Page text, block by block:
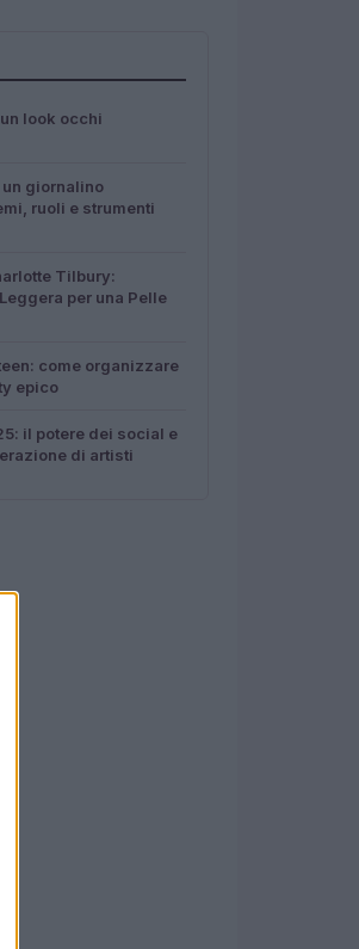
look occhi
un giornalino
ruoli e strumenti
Tilbury:
per una Pelle
come organizzare
epico
il potere dei social e
di artisti